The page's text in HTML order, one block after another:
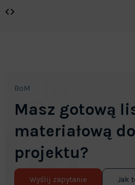
BoM
Masz gotową
materiałową do
projektu?
Wyślij zapytanie Jak